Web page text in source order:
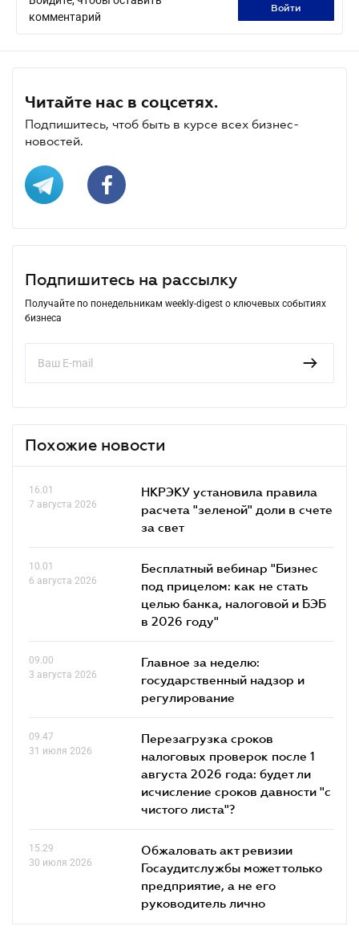
комментарий
войти
Читайте нас в соцсетях.
Подпишитесь, чтоб быть в курсе всех бизнес-
новостей.
Подпишитесь на рассылку
Получайте по понедельникам weekly-digest о ключевых событиях
бизнеса
Похожие новости
16.01
7 августа 2026
НКРЭКУ установила правила
расчета "зеленой" доли в счете
за свет
10.01
6 августа 2026
Бесплатный вебинар "Бизнес
под прицелом: как не стать
целью банка, налоговой и БЭБ
в 2026 году"
09.00
3 августа 2026
Главное за неделю:
государственный надзор и
регулирование
09.47
31 июля 2026
Перезагрузка сроков
налоговых проверок после 1
августа 2026 года: будет ли
исчисление сроков давности "с
чистого листа"?
15.29
30 июля 2026
Обжаловать акт ревизии
Госаудитслужбы может только
предприятие, а не его
руководитель лично